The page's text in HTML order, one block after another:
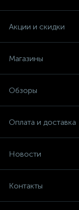
Акции и скидки
Магазины
Обзоры
Оплата и доставка
Новости
Контакты